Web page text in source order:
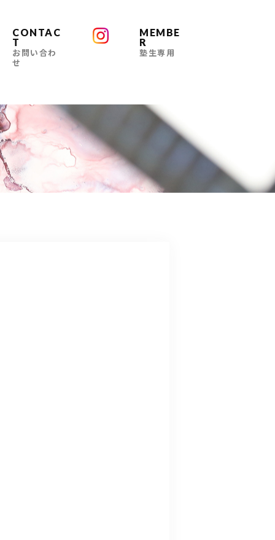
CONTAC
T
お問い合わ
せ
MEMBE
R
塾生専用